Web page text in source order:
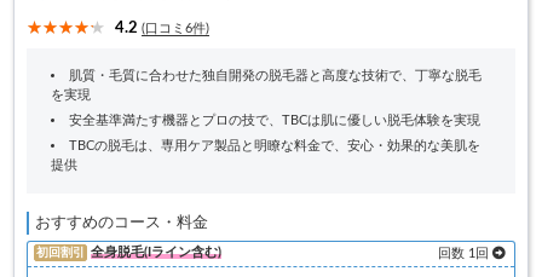
4.2 (口コミ6件)
肌質・毛質に合わせた独自開発の脱毛器と高度な技術で、丁寧な脱毛
を実現
安全基準満たす機器とプロの技で、TBCは肌に優しい脱毛体験を実現
TBCの脱毛は、専用ケア製品と明瞭な料金で、安心・効果的な美肌を
提供
おすすめのコース・料金
初回割引 全身脱毛(Iライン含む) 回数 1回